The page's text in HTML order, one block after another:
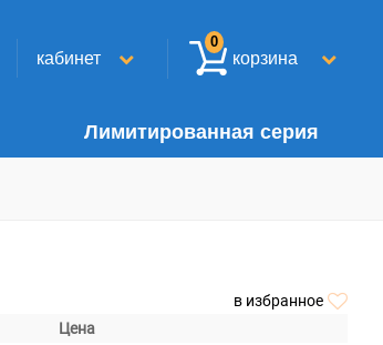
кабинет корзина
0
Лимитированная серия
в избранное
Цена